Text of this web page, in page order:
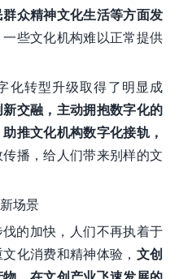
众精神文化生活等方面发
些文化机构难以正常提供
化转型升级取得了明显成
交融，主动拥抱数字化的
推文化机构数字化接轨，
播，给人们带来别样的文
场景
的加快，人们不再执着于
化消费和精神体验， 文创